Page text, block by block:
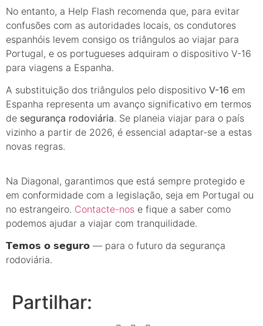
No entanto, a Help Flash recomenda que, para evitar
confusões com as autoridades locais, os condutores
espanhóis levem consigo os triângulos ao viajar para
Portugal, e os portugueses adquiram o dispositivo V-16
para viagens a Espanha.
A substituição dos triângulos pelo dispositivo V-16 em
Espanha representa um avanço significativo em termos
de segurança rodoviária. Se planeia viajar para o país
vizinho a partir de 2026, é essencial adaptar-se a estas
novas regras.
Na Diagonal, garantimos que está sempre protegido e
em conformidade com a legislação, seja em Portugal ou
no estrangeiro. Contacte-nos e fique a saber como
podemos ajudar a viajar com tranquilidade.
𝗧𝗲𝗺𝗼𝘀 𝗼 𝘀𝗲𝗴𝘂𝗿𝗼 — para o futuro da segurança
rodoviária.
Partilhar: